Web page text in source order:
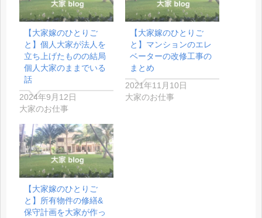
【大家嫁のひとりご
と】個人大家が法人を
立ち上げたものの結局
個人大家のままでいる
話
2024年9月12日
大家のお仕事
【大家嫁のひとりご
と】マンションのエレ
ベーターの改修工事の
まとめ
2021年11月10日
大家のお仕事
【大家嫁のひとりご
と】所有物件の修繕&
保守計画を大家が作っ